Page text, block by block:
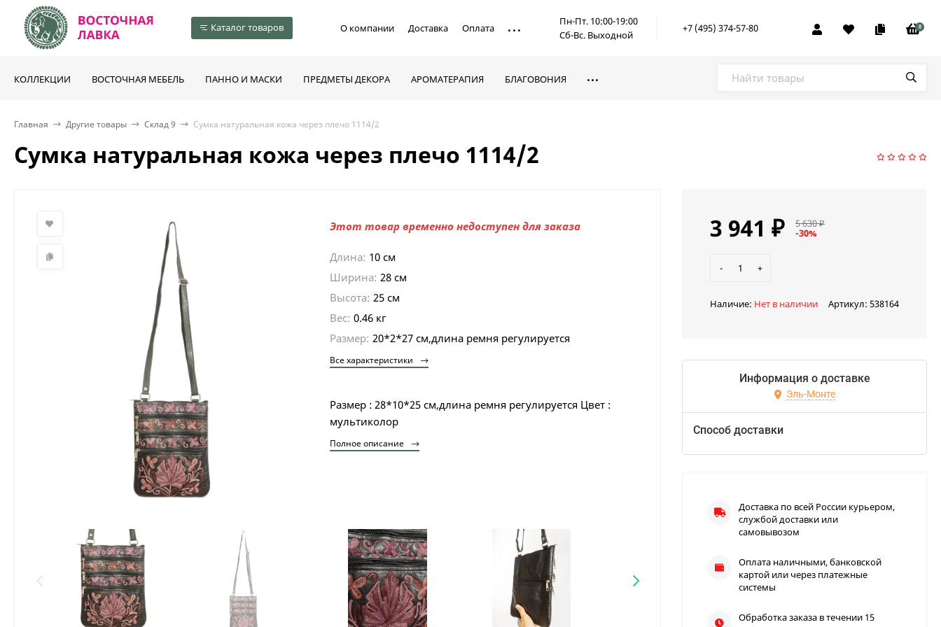
Каталог товаров О компании Доставка Оплата
Пн-Пт. 10:00-19:00
Сб-Вс. Выходной
+7 (495) 374-57-80 0
КОЛЛЕКЦИИ ВОСТОЧНАЯ МЕБЕЛЬ ПАННО И МАСКИ ПРЕДМЕТЫ ДЕКОРА АРОМАТЕРАПИЯ БЛАГОВОНИЯ
Главная Другие товары Склад 9 Сумка натуральная кожа через плечо 1114/2
Сумка натуральная кожа через плечо 1114/2
Этот товар временно недоступен для заказа
Длина: 10 см
Ширина: 28 см
Высота: 25 см
Вес: 0.46 кг
Размер: 20*2*27 см,длина ремня регулируется
Все характеристики
Размер : 28*10*25 см,длина ремня регулируется Цвет :
мультиколор
Полное описание
3 941 ₽ 5 630₽
-30%
- +
Наличие: Нет в наличии Артикул: 538164
Информация о доставке
Эль-Монте
Способ доставки
Доставка по всей России курьером,
службой доставки или
самовывозом
Оплата наличными, банковской
картой или через платежные
системы
Обработка заказа в течении 15